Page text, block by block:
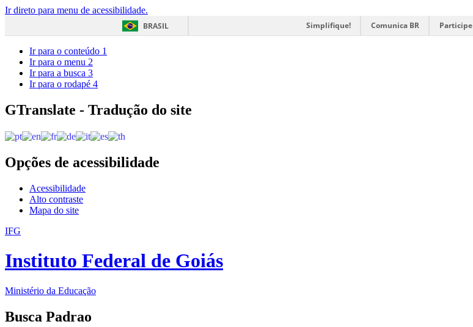
Ir direto para menu de acessibilidade.
BRASIL
Simplifique! Comunica BR Participe
Ir para o conteúdo 1
Ir para o menu 2
Ir para a busca 3
Ir para o rodapé 4
GTranslate - Tradução do site
Opções de acessibilidade
Acessibilidade
Alto contraste
Mapa do site
IFG
Instituto Federal de Goiás
Ministério da Educação
Busca Padrao